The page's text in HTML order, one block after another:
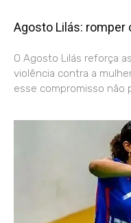
Agosto Lilás: romper
O Agosto Lilás reforça
violência contra a
esse compromisso não